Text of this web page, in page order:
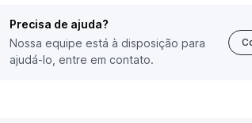
Precisa de ajuda?
Nossa equipe está à disposição para
ajudá-lo, entre em contato.